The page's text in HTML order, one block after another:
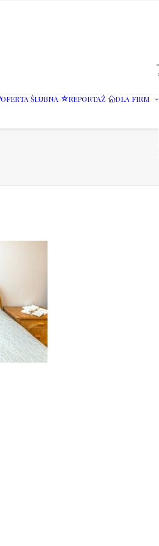
OFERTA ŚLUBNA REPORTAŻ DLA FIRM